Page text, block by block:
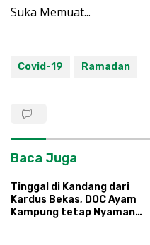
Suka Memuat...
Covid-19 Ramadan
Baca Juga
Tinggal di Kandang dari
Kardus Bekas, DOC Ayam
Kampung tetap Nyaman